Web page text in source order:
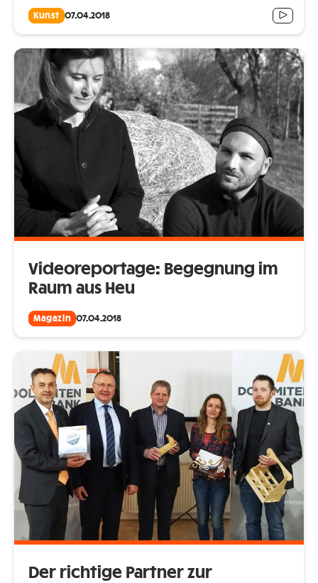
Kunst 07.04.2018
Videoreportage: Begegnung im
Raum aus Heu
Magazin 07.04.2018
Der richtige Partner zur